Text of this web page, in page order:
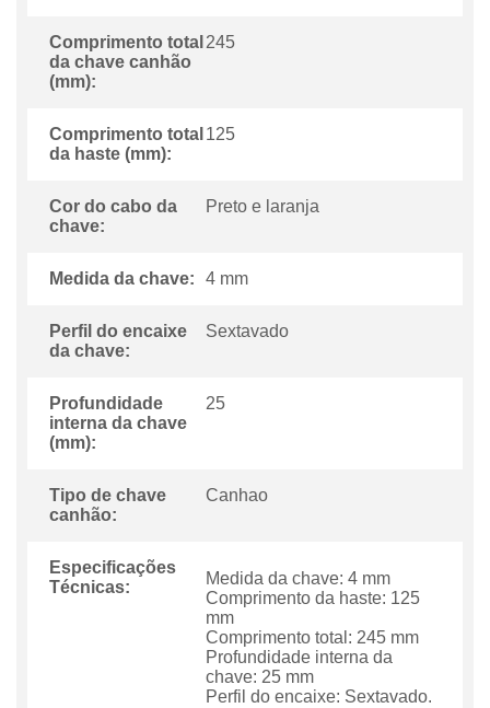
Comprimento total
da chave canhão
(mm):
245
Comprimento total
da haste (mm):
125
Cor do cabo da
chave:
Preto e laranja
Medida da chave: 4 mm
Perfil do encaixe
da chave:
Sextavado
Profundidade
interna da chave
(mm):
25
Tipo de chave
canhão:
Canhao
Especificações
Técnicas:
Medida da chave: 4 mm
Comprimento da haste: 125
mm
Comprimento total: 245 mm
Profundidade interna da
chave: 25 mm
Perfil do encaixe: Sextavado.